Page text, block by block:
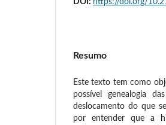
DOI: https://doi.org/
Resumo
Este texto tem como
possível genealogia
deslocamento do que
por entender que a